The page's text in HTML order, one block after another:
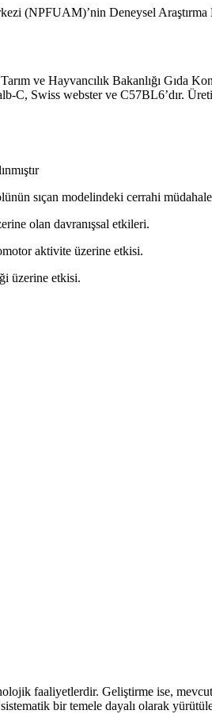
(NPFUAM)’nin Deneysel
ve Hayvancılık Bakanlığı Gıda
C, Swiss webster ve C57BL6’dır.
sıçan modelindeki cerrahi
olan davranışsal etkileri.
aktivite üzerine etkisi.
üzerine etkisi.
faaliyetlerdir. Geliştirme ise,
bir temele dayalı olarak